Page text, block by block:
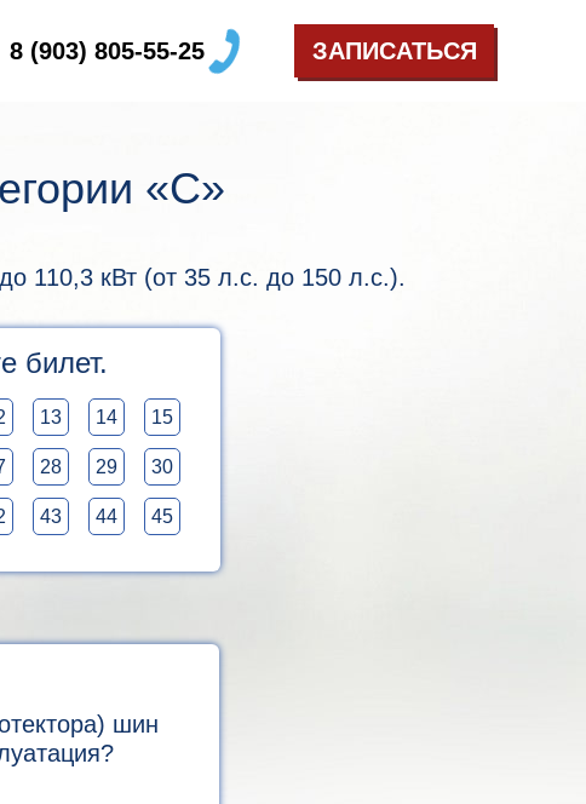
8 (903) 805-55-25 ЗАПИСАТЬСЯ
«C»
110,3 кВт (от 35 л.с. до 150 л.с.).
билет.
13 14 15
28 29 30
43 44 45
шин